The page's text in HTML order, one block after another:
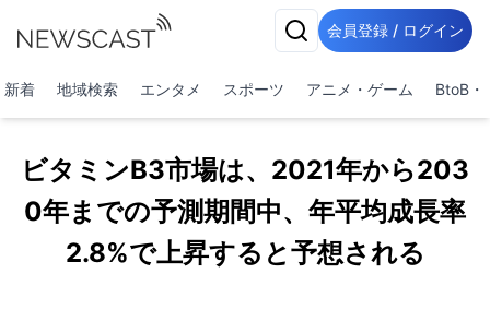
会員登録 / ログイン
新着 地域検索 エンタメ スポーツ アニメ・ゲーム BtoB・
ビタミンB3市場は、2021年から203
0年までの予測期間中、年平均成長率
2.8%で上昇すると予想される